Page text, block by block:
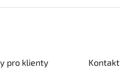
v
í
pro klienty Kontakt